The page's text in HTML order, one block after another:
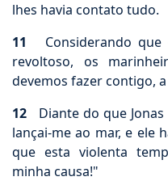
lhes havia contato tudo.
11 Considerando que
revoltoso, os
devemos fazer contigo,
12 Diante do que
lançai-me ao mar, e ele
que esta violenta
minha causa!"